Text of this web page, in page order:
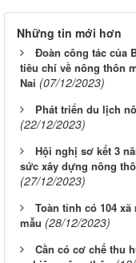
Những tin mới hơn
Đoàn công tác của
tiêu chí về nông thôn
Nai (07/12/2023)
Phát triển du lịch
(22/12/2023)
Hội nghị sơ kết 3
sức xây dựng nông
(27/12/2023)
Toàn tỉnh có 104
mẫu (28/12/2023)
Cần có cơ chế thu